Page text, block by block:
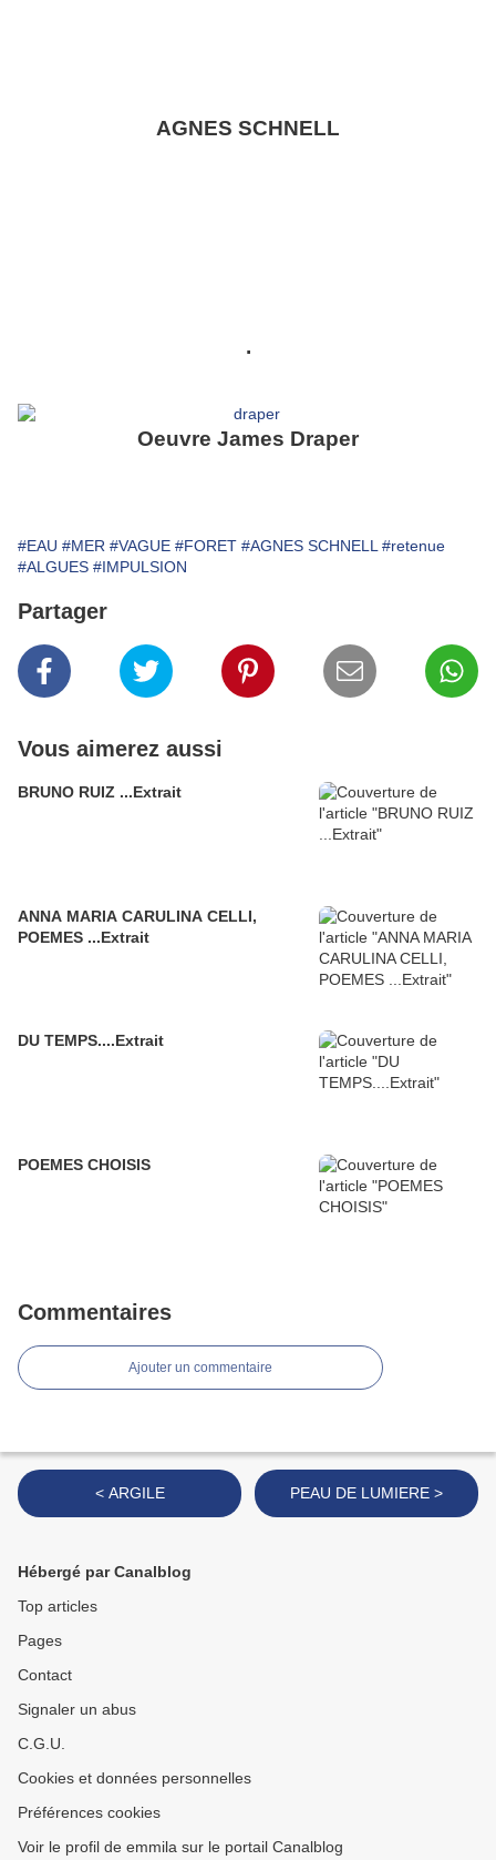
AGNES SCHNELL
.
Oeuvre James Draper
#EAU #MER #VAGUE #FORET #AGNES SCHNELL #retenue
#ALGUES #IMPULSION
Partager
Vous aimerez aussi
BRUNO RUIZ ...Extrait
ANNA MARIA CARULINA CELLI,
POEMES ...Extrait
DU TEMPS....Extrait
POEMES CHOISIS
Commentaires
Ajouter un commentaire
< ARGILE PEAU DE LUMIERE >
Hébergé par Canalblog
Top articles
Pages
Contact
Signaler un abus
C.G.U.
Cookies et données personnelles
Préférences cookies
Voir le profil de emmila sur le portail Canalblog